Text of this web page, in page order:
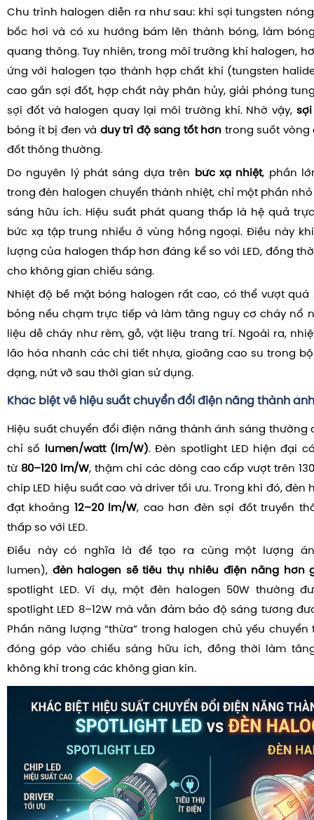
Chu trình halogen diễn ra như sau: khi sợi tungsten
bốc hơi và có xu hướng bám lên thành bóng, làm
quang thông. Tuy nhiên, trong môi trường khí halogen,
ứng với halogen tạo thành hợp chất khí (tungsten
cao gần sợi đốt, hợp chất này phân hủy, giải phóng
sợi đốt và halogen quay lại môi trường khí. Nhờ vậy,
bóng ít bị đen và duy trì độ sáng tốt hơn trong suốt vòng
đốt thông thường.
Do nguyên lý phát sáng dựa trên bức xạ nhiệt, phần
trong đèn halogen chuyển thành nhiệt, chỉ một phần
sáng hữu ích. Hiệu suất phát quang thấp là hệ quả
bức xạ tập trung nhiều ở vùng hồng ngoại. Điều này
lượng của halogen thấp hơn đáng kể so với LED, đồng
cho không gian chiếu sáng.
Nhiệt độ bề mặt bóng halogen rất cao, có thể vượt quá
bỏng nếu chạm trực tiếp và làm tăng nguy cơ cháy nổ
liệu dễ cháy như rèm, gỗ, vật liệu trang trí. Ngoài ra,
lão hóa nhanh các chi tiết nhựa, gioăng cao su trong
dạng, nứt vỡ sau thời gian sử dụng.
Khác biệt về hiệu suất chuyển đổi điện năng thành
Hiệu suất chuyển đổi điện năng thành ánh sáng thường
chỉ số lumen/watt (lm/W). Đèn spotlight LED hiện đại
từ 80–120 lm/W, thậm chí các dòng cao cấp vượt trên
chip LED hiệu suất cao và driver tối ưu. Trong khi đó, đèn
đạt khoảng 12–20 lm/W, cao hơn đèn sợi đốt truyền
thấp so với LED.
Điều này có nghĩa là để tạo ra cùng một lượng
lumen), đèn halogen sẽ tiêu thụ nhiều điện năng hơn
spotlight LED. Ví dụ, một đèn halogen 50W thường
spotlight LED 8–12W mà vẫn đảm bảo độ sáng tương
Phần năng lượng “thừa” trong halogen chủ yếu chuyển
đóng góp vào chiếu sáng hữu ích, đồng thời làm
không khí trong các không gian kín.